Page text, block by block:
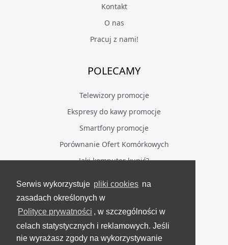
Serwis wykorzystuje pliki cookies na
zasadach określonych w
Polityce prywatności , w szczególności w
celach statystycznych i reklamowych. Jeśli
nie wyrażasz zgody na wykorzystywanie
Kontakt
O nas
Pracuj z nami!
POLECAMY
Telewizory promocje
Ekspresy do kawy promocje
Smartfony promocje
Porównanie Ofert Komórkowych
Jaki komputer kupić?
BĄDŹ NA BIEŻĄCO
Facebook
Grupa Testerzy Videotestów